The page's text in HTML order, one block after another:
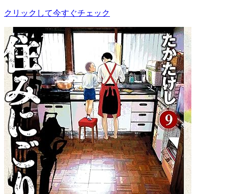
クリックして今すぐチェック